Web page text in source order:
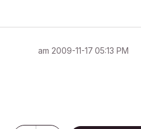
am ‎2009-11-17 05:13 PM